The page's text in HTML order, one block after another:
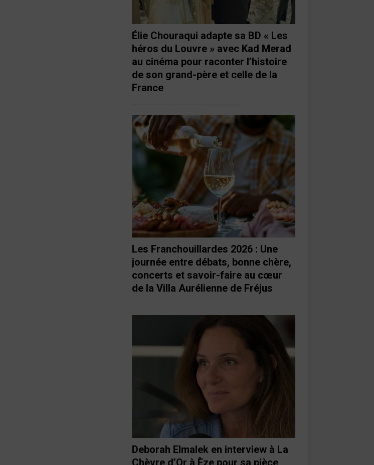
Élie Chouraqui adapte sa BD « Les
héros du Louvre » avec Kad Merad
au cinéma pour raconter l’histoire
de son grand-père et celle de la
France
Les Franchouillardes 2026 : Une
journée entre débats, bonne chère,
concerts et savoir-faire au cœur
de la Villa Aurélienne de Fréjus
Deborah Elmalek en interview à La